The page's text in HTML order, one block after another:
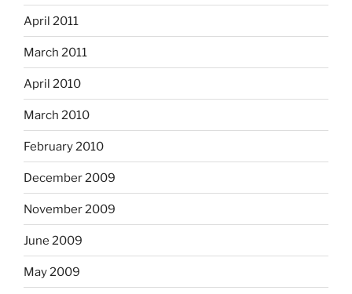
April 2011
March 2011
April 2010
March 2010
February 2010
December 2009
November 2009
June 2009
May 2009